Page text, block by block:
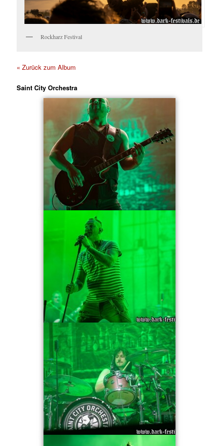
Rockharz Festival
« Zurück zum Album
Saint City Orchestra